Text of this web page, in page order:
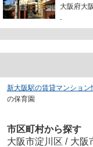
大阪府大
-
新大阪駅の賃貸マンション
の保育園
市区町村から探す
大阪市淀川区 / 大阪